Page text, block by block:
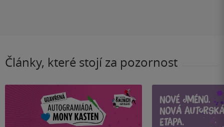
Články, které stojí za pozornost